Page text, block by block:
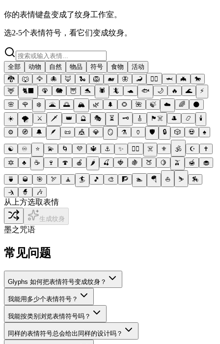
你的表情键盘变成了纹身工作室。
选2-5个表情符号，看它们变成纹身。
全部 动物 自然 物品 符号 食物
活动
🐉
🐺 🦅 🐙 🦊 🐍 🦁 🐋 🦋 🦂 🐦‍🔥 🦈 🦇
🐎
🦌
🐈‍⬛ 🦚 🐘 🦉 🐬 🕷️ 🦎 🐢 🐟 🌙 🔥 🌊
⚡
🌸
🌹 ❄️ 🌋 🌅 🏔️ 🌿 🌲 🌻 🌺 🍃 ☁️ 🌈
🌑
☀️
🌪️ ⚔️ 🗡️ 👑 🔮 🎭 ⏳ 🗝️ 🎸 🏴‍☠️ 🎩 📿
🕯️
⚙️
🧭 🔔 🪶 📜 🎪 💎 🪞 ⚗️ 🏺 🛡️ 🔒 🎲 💀 ♠️
☯️ ♾️ ⭐ 💫 🌀 💜 🔱 ⚓ ✨ ❤️‍🔥 ☠️ ⚜️ 🕉️ ☪️
✝️
🔯
♣️ ☕ 🍷 🍄 🍎 🌶️ 🍒 🍓 🍇 🍑 🍋 🫒 🍯 🧁
🍵 🥃 🎯 🏹 🧘 🏄 🎵 🎨 🧗 🏊 🪂 ⛵ ⛷️
🏇
🤺
🧙 🎶
从上方选取表情
生成纹身
墨之咒语
常见问题
Glyphs 如何把表情符号变成纹身？
我能用多少个表情符号？
我能按类别浏览表情符号吗？
同样的表情符号总会给出同样的设计吗？